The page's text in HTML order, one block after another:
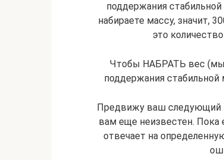
поддержания
набираете массу, значит,
это
Чтобы НАБРАТЬ вес
поддержания стабильной
Предвижу ваш следующий
вам еще неизвестен. Пока
отвечает на